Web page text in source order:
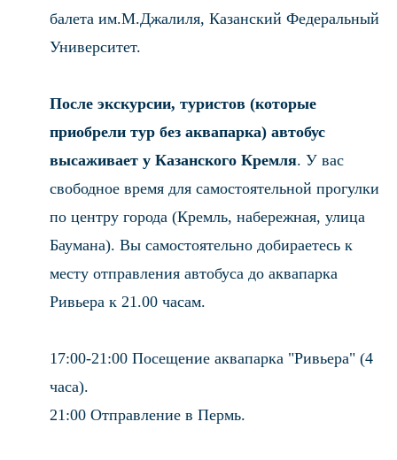
балета им.М.Джалиля, Казанский Федеральный
Университет.
После экскурсии, туристов (которые
приобрели тур без аквапарка) автобус
высаживает у Казанского Кремля. У вас
свободное время для самостоятельной прогулки
по центру города (Кремль, набережная, улица
Баумана). Вы самостоятельно добираетесь к
месту отправления автобуса до аквапарка
Ривьера к 21.00 часам.
17:00-21:00 Посещение аквапарка "Ривьера" (4
часа).
21:00 Отправление в Пермь.